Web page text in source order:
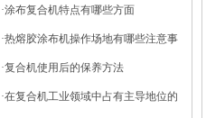
·涂布复合机特点有哪些方面
·热熔胶涂布机操作场地有哪些注意事
项
·复合机使用后的保养方法
·在复合机工业领域中占有主导地位的